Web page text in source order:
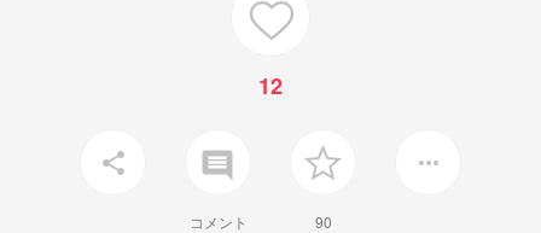
12
share insert_comment
コメント 90
more_horiz